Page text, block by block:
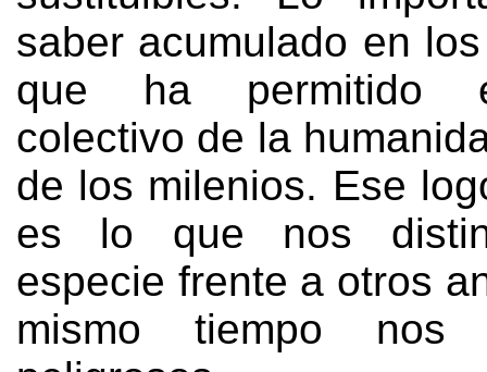
saber acumulado en
que ha permitido
colectivo de la
de los milenios. Ese
es lo que nos
especie frente a otros
mismo tiempo